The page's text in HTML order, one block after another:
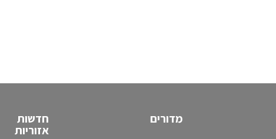
מדורים חדשות
אזוריות